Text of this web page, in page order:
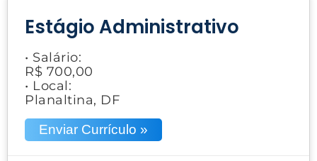
Estágio Administrativo
• Salário:
R$ 700,00
• Local:
Planaltina, DF
Enviar Currículo »